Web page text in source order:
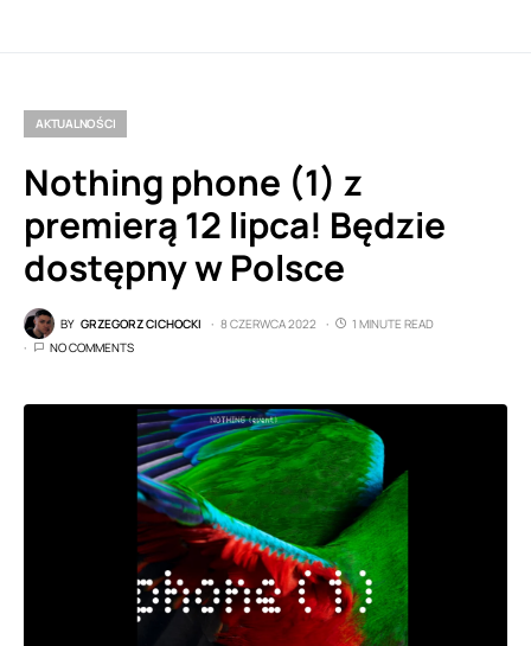
AKTUALNOŚCI
Nothing phone (1) z
premierą 12 lipca! Będzie
dostępny w Polsce
BY GRZEGORZ CICHOCKI 8 CZERWCA 2022
1 MINUTE READ
NO COMMENTS